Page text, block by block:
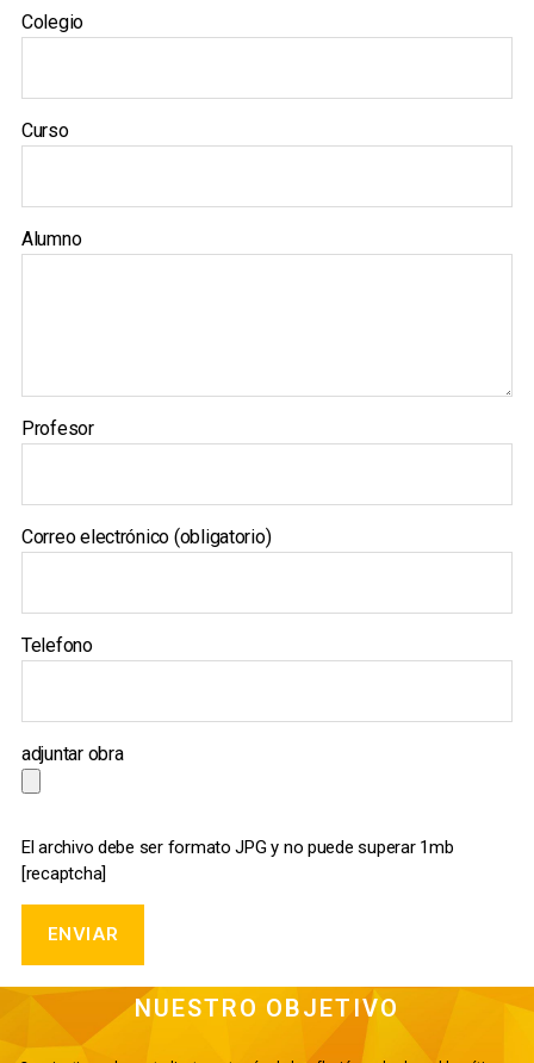
Colegio
Curso
Alumno
Profesor
Correo electrónico (obligatorio)
Telefono
adjuntar obra
El archivo debe ser formato JPG y no puede superar 1mb
[recaptcha]
NUESTRO OBJETIVO